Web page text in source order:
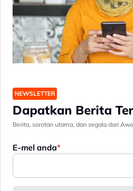
NEWSLETTER
Dapatkan Berita
Berita, sorotan utama, dan segala dari
E-mel anda